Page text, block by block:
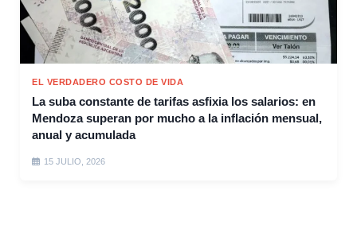
EL VERDADERO COSTO DE VIDA
La suba constante de tarifas asfixia los salarios: en
Mendoza superan por mucho a la inflación mensual,
anual y acumulada
15 JULIO, 2026